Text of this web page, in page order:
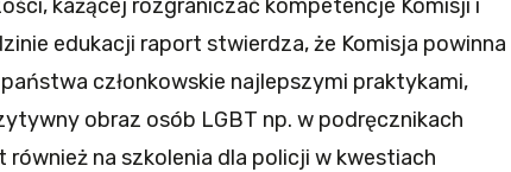
każącej rozgraniczać kompetencje Komisji i
edukacji raport stwierdza, że Komisja powinna
członkowskie najlepszymi praktykami,
obraz osób LGBT np. w podręcznikach
również na szkolenia dla policji w kwestiach